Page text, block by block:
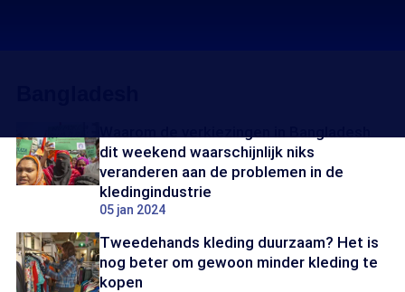
dit weekend waarschijnlijk niks
veranderen aan de problemen in de
kledingindustrie
05 jan 2024
Tweedehands kleding duurzaam? Het is
nog beter om gewoon minder kleding te
kopen